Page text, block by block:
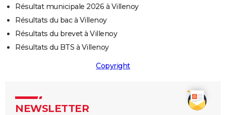
Résultat municipale 2026 à Villenoy
Résultats du bac à Villenoy
Résultats du brevet à Villenoy
Résultats du BTS à Villenoy
Copyright
NEWSLETTER